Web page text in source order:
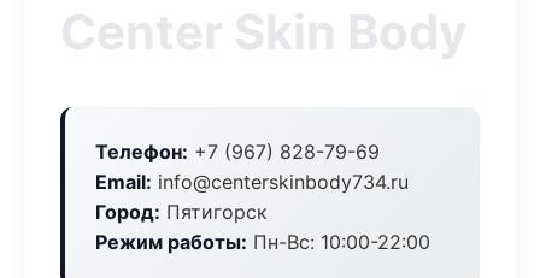
Center Skin Body
Телефон: +7 (967) 828-79-69
Email: info@centerskinbody734.ru
Город: Пятигорск
Режим работы: Пн-Вс: 10:00-22:00